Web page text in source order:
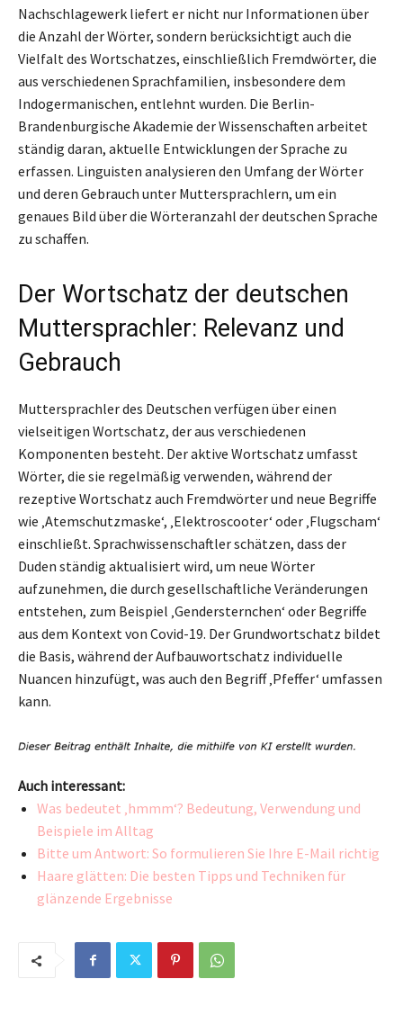
Nachschlagewerk liefert er nicht nur Informationen über
die Anzahl der Wörter, sondern berücksichtigt auch die
Vielfalt des Wortschatzes, einschließlich Fremdwörter, die
aus verschiedenen Sprachfamilien, insbesondere dem
Indogermanischen, entlehnt wurden. Die Berlin-
Brandenburgische Akademie der Wissenschaften arbeitet
ständig daran, aktuelle Entwicklungen der Sprache zu
erfassen. Linguisten analysieren den Umfang der Wörter
und deren Gebrauch unter Muttersprachlern, um ein
genaues Bild über die Wörteranzahl der deutschen Sprache
zu schaffen.
Der Wortschatz der deutschen
Muttersprachler: Relevanz und
Gebrauch
Muttersprachler des Deutschen verfügen über einen
vielseitigen Wortschatz, der aus verschiedenen
Komponenten besteht. Der aktive Wortschatz umfasst
Wörter, die sie regelmäßig verwenden, während der
rezeptive Wortschatz auch Fremdwörter und neue Begriffe
wie ‚Atemschutzmaske‘, ‚Elektroscooter‘ oder ‚Flugscham‘
einschließt. Sprachwissenschaftler schätzen, dass der
Duden ständig aktualisiert wird, um neue Wörter
aufzunehmen, die durch gesellschaftliche Veränderungen
entstehen, zum Beispiel ‚Gendersternchen‘ oder Begriffe
aus dem Kontext von Covid-19. Der Grundwortschatz bildet
die Basis, während der Aufbauwortschatz individuelle
Nuancen hinzufügt, was auch den Begriff ‚Pfeffer‘ umfassen
kann.
Auch interessant:
Was bedeutet ‚hmmm‘? Bedeutung, Verwendung und
Beispiele im Alltag
Bitte um Antwort: So formulieren Sie Ihre E-Mail richtig
Haare glätten: Die besten Tipps und Techniken für
glänzende Ergebnisse